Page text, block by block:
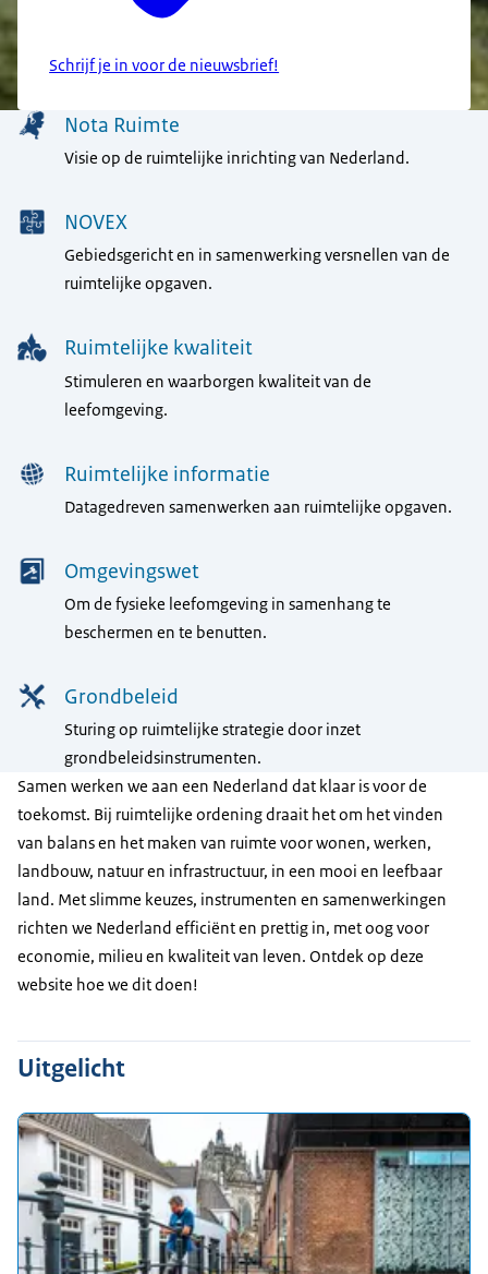
Schrijf je in voor de nieuwsbrief!
Menu Nota Ruimte
Visie op de ruimtelijke inrichting van Nederland.
NOVEX
Gebiedsgericht en in samenwerking versnellen van de
ruimtelijke opgaven.
Ruimtelijke kwaliteit
Stimuleren en waarborgen kwaliteit van de
leefomgeving.
Ruimtelijke informatie
Datagedreven samenwerken aan ruimtelijke opgaven.
Omgevingswet
Om de fysieke leefomgeving in samenhang te
beschermen en te benutten.
Grondbeleid
Sturing op ruimtelijke strategie door inzet
grondbeleidsinstrumenten.
Samen werken we aan een Nederland dat klaar is voor de
toekomst. Bij ruimtelijke ordening draait het om het vinden
van balans en het maken van ruimte voor wonen, werken,
landbouw, natuur en infrastructuur, in een mooi en leefbaar
land. Met slimme keuzes, instrumenten en samenwerkingen
richten we Nederland efficiënt en prettig in, met oog voor
economie, milieu en kwaliteit van leven. Ontdek op deze
website hoe we dit doen!
Uitgelicht